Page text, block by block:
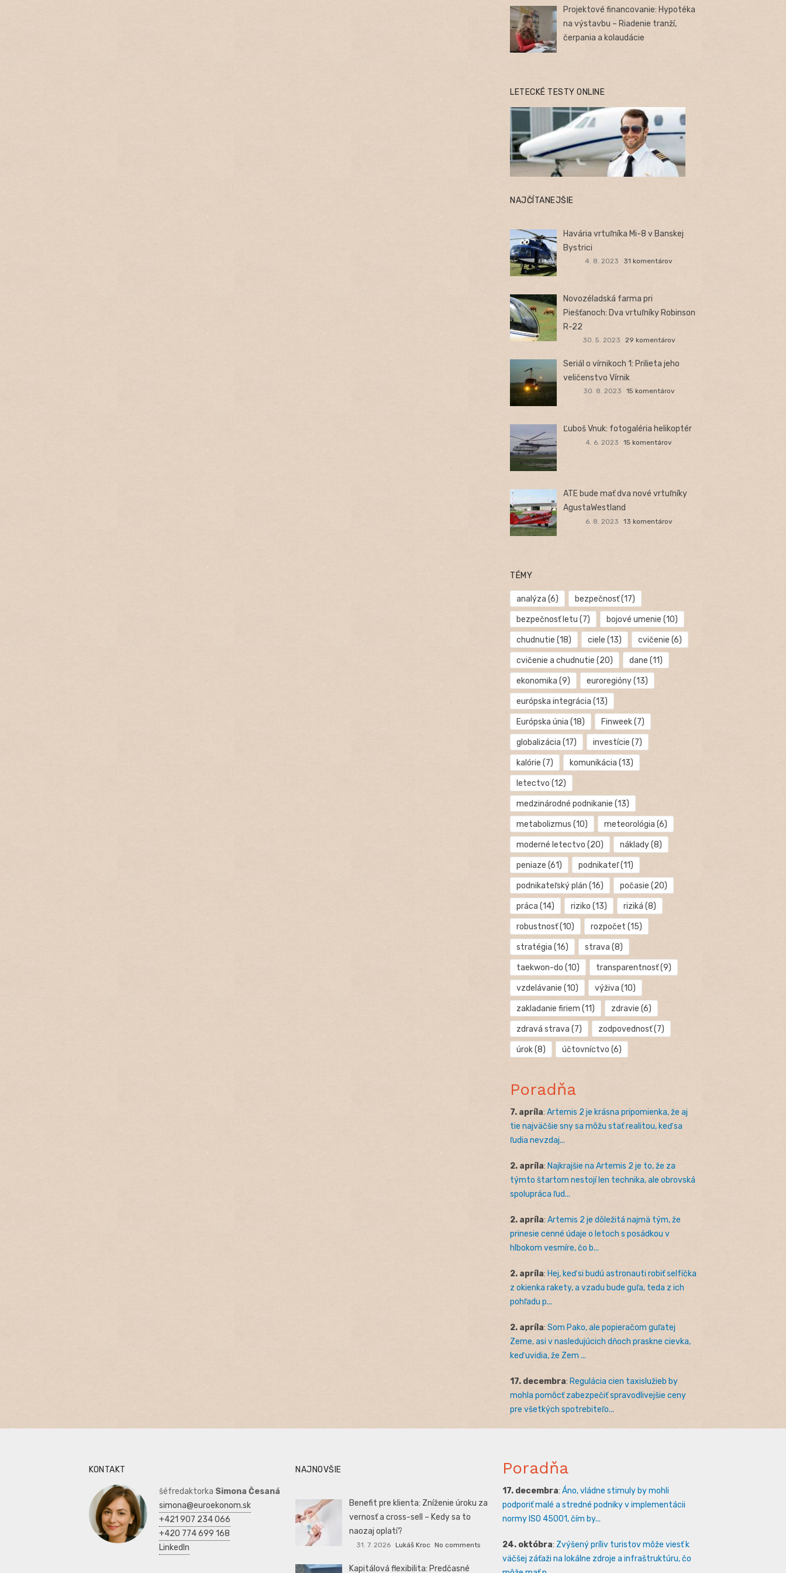
Projektové financovanie: Hypotéka
na výstavbu – Riadenie tranží,
čerpania a kolaudácie
LETECKÉ TESTY ONLINE
NAJČÍTANEJŠIE
Havária vrtuľníka Mi-8 v Banskej
Bystrici
4. 8. 2023 31 komentárov
Novozéladská farma pri
Piešťanoch: Dva vrtuľníky Robinson
R-22
30. 5. 2023 29 komentárov
Seriál o vírnikoch 1: Prilieta jeho
veličenstvo Vírnik
30. 8. 2023 15 komentárov
Ľuboš Vnuk: fotogaléria helikoptér
4. 6. 2023 15 komentárov
ATE bude mať dva nové vrtuľníky
AgustaWestland
6. 8. 2023 13 komentárov
TÉMY
analýza (6) bezpečnosť(17)
bezpečnosť letu (7) bojové umenie (10)
chudnutie (18) ciele (13) cvičenie (6)
cvičenie a chudnutie (20) dane (11)
ekonomika (9) euroregióny(13)
európska integrácia (13)
Európska únia (18) Finweek(7)
globalizácia (17) investície (7)
kalórie (7) komunikácia (13)
letectvo (12)
medzinárodné podnikanie (13)
metabolizmus (10) meteorológia (6)
moderné letectvo (20) náklady(8)
peniaze (61) podnikateľ(11)
podnikateľský plán (16) počasie (20)
práca (14) riziko (13) riziká (8)
robustnosť(10) rozpočet (15)
stratégia (16) strava (8)
taekwon-do (10) transparentnosť(9)
vzdelávanie (10) výživa (10)
zakladanie firiem (11) zdravie (6)
zdravá strava (7) zodpovednosť(7)
úrok(8) účtovníctvo (6)
Poradňa
7. apríla: Artemis 2 je krásna pripomienka, že aj
tie najväčšie sny sa môžu stať realitou, keď sa
ľudia nevzdaj...
2. apríla: Najkrajšie na Artemis 2 je to, že za
týmto štartom nestojí len technika, ale obrovská
spolupráca ľud...
2. apríla: Artemis 2 je dôležitá najmä tým, že
prinesie cenné údaje o letoch s posádkou v
hlbokom vesmíre, čo b...
2. apríla: Hej, keď si budú astronauti robiť selfíčka
z okienka rakety, a vzadu bude guľa, teda z ich
pohľadu p...
2. apríla: Som Pako, ale popieračom guľatej
Zeme, asi v nasledujúcich dňoch praskne cievka,
keď uvidia, že Zem ...
17. decembra: Regulácia cien taxislužieb by
mohla pomôcť zabezpečiť spravodlivejšie ceny
pre všetkých spotrebiteľo...
KONTAKT
šéfredaktorka Simona Česaná
simona@euroekonom.sk
+421 907 234 066
+420 774 699 168
LinkedIn
NAJNOVŠIE
Benefit pre klienta: Zníženie úroku za
vernosť a cross-sell – Kedy sa to
naozaj oplatí?
31. 7. 2026 Lukáš Kroc No comments
Kapitálová flexibilita: Predčasné
Poradňa
17. decembra: Áno, vládne stimuly by mohli
podporiť malé a stredné podniky v implementácii
normy ISO 45001, čím by...
24. októbra: Zvýšený príliv turistov môže viesť k
väčšej záťaži na lokálne zdroje a infraštruktúru, čo